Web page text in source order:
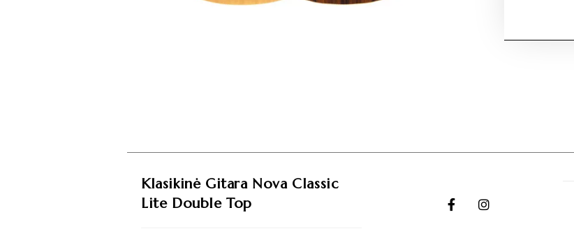
Klasikinė Gitara Nova Classic
Lite Double Top